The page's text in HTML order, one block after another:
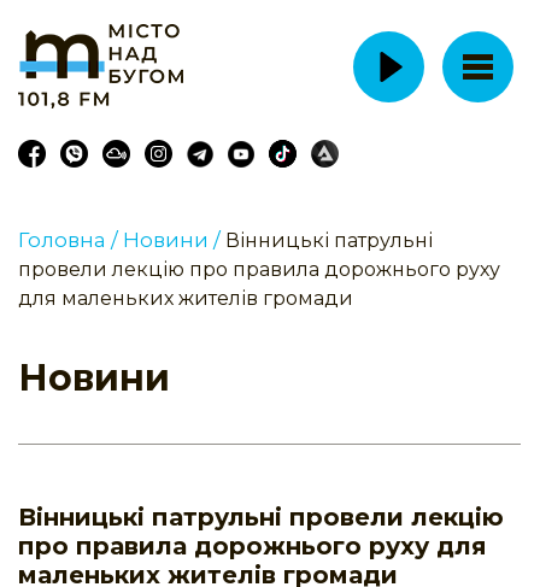
Головна / Новини / Вінницькі патрульні
провели лекцію про правила дорожнього руху
для маленьких жителів громади
Новини
Вінницькі патрульні провели лекцію
про правила дорожнього руху для
маленьких жителів громади